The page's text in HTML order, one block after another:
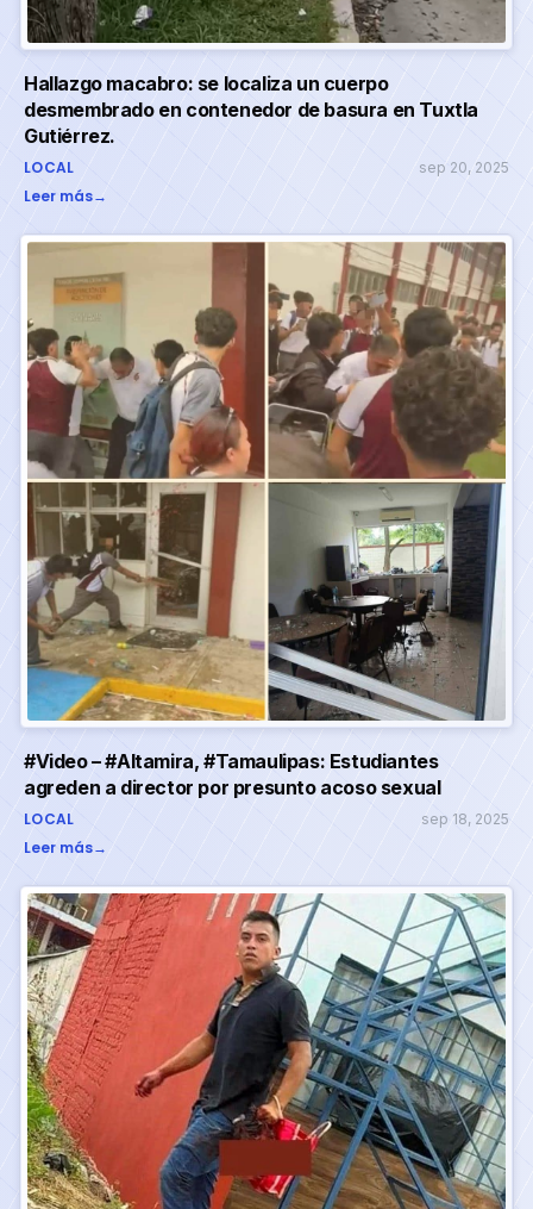
Hallazgo macabro: se localiza un cuerpo
desmembrado en contenedor de basura en Tuxtla
Gutiérrez.
LOCAL sep 20, 2025
Leer más→
#Video – #Altamira, #Tamaulipas: Estudiantes
agreden a director por presunto acoso sexual
LOCAL sep 18, 2025
Leer más→